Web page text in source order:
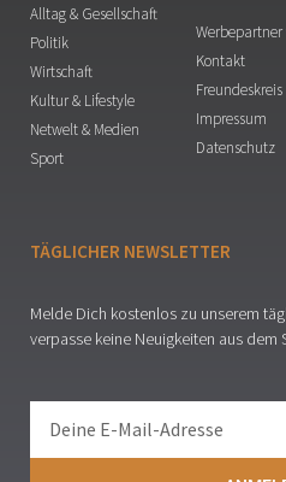
Alltag & Gesellschaft
Politik
Wirtschaft
Kultur & Lifestyle
Netwelt & Medien
Sport
Werbepartner
Kontakt
Freundeskreis
Impressum
Datenschutz
TÄGLICHER NEWSLETTER
Melde Dich kostenlos zu unserem
verpasse keine Neuigkeiten aus dem